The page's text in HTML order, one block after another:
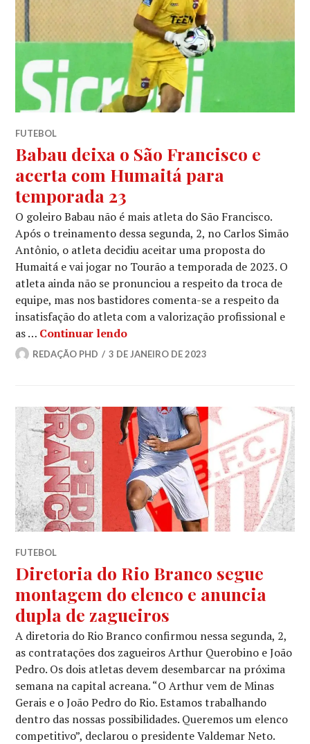
FUTEBOL
Babau deixa o São Francisco e
acerta com Humaitá para
temporada 23
O goleiro Babau não é mais atleta do São Francisco.
Após o treinamento dessa segunda, 2, no Carlos Simão
Antônio, o atleta decidiu aceitar uma proposta do
Humaitá e vai jogar no Tourão a temporada de 2023. O
atleta ainda não se pronunciou a respeito da troca de
equipe, mas nos bastidores comenta-se a respeito da
insatisfação do atleta com a valorização profissional e
as … Continuar lendo
REDAÇÃO PHD 3 DE JANEIRO DE 2023
FUTEBOL
Diretoria do Rio Branco segue
montagem do elenco e anuncia
dupla de zagueiros
A diretoria do Rio Branco confirmou nessa segunda, 2,
as contratações dos zagueiros Arthur Querobino e João
Pedro. Os dois atletas devem desembarcar na próxima
semana na capital acreana. “O Arthur vem de Minas
Gerais e o João Pedro do Rio. Estamos trabalhando
dentro das nossas possibilidades. Queremos um elenco
competitivo”, declarou o presidente Valdemar Neto.